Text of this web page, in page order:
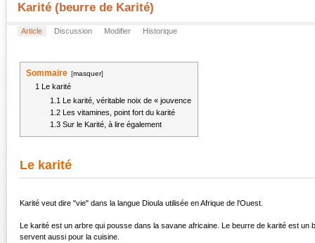
Karité (beurre de Karité)
Article Discussion Modifier Historique
Sommaire [masquer]
1 Le karité
1.1 Le karité, véritable noix de « jouvence
1.2 Les vitamines, point fort du karité
1.3 Sur le Karité, à lire également
Le karité
Karité veut dire "vie" dans la langue Dioula utilisée en Afrique de l'Ouest.
Le karité est un arbre qui pousse dans la savane africaine. Le beurre de karité est
servent aussi pour la cuisine.